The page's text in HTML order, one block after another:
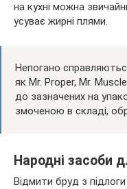
на кухні можна
усуває жирні плями.
Непогано
як Mr. Proper, Mr.
до зазначених на
змоченою в складі,
Народні засоби
Відмити бруд з